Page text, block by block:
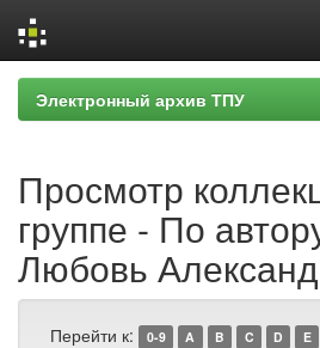
Skip
navigation
Электронный архив ТПУ
Просмотр
группе - По
Любовь
Перейти к: 0-9 A B C D E